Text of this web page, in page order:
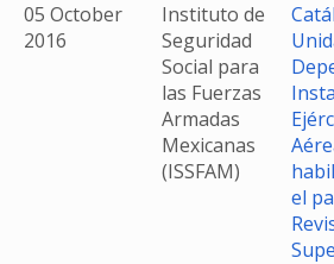
05 October
2016
Instituto de
Seguridad
Social para
las Fuerzas
Armadas
Mexicanas
(ISSFAM)
el